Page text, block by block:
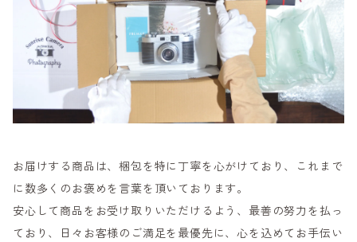
お届けする商品は、梱包を特に丁寧を心がけており、これまで
に数多くのお褒めを言葉を頂いております。
安心して商品をお受け取りいただけるよう、最善の努力を払っ
ており、日々お客様のご満足を最優先に、心を込めてお手伝い